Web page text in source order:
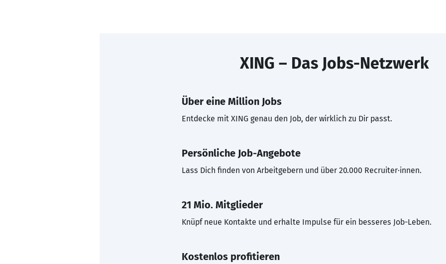
XING – Das Jobs-Netzwerk
Über eine Million Jobs
Entdecke mit XING genau den Job, der wirklich zu Dir passt.
Persönliche Job-Angebote
Lass Dich finden von Arbeitgebern und über 20.000 Recruiter·innen.
21 Mio. Mitglieder
Knüpf neue Kontakte und erhalte Impulse für ein besseres Job-Leben.
Kostenlos profitieren